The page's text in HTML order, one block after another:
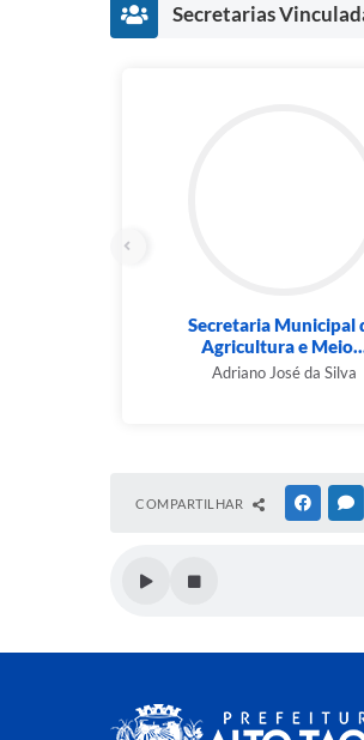
Secretarias
Secretaria Municipal
Agricultura e
Adriano José da Silva
COMPARTILHAR